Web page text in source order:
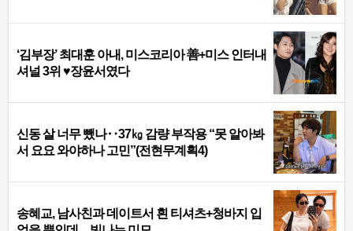
‘김부장’ 최대훈 아내, 미스코리아 善+미스 인터내
셔널 3위 ♥장윤서였다
신동 살 너무 뺐나‥37㎏ 감량 부작용 “못 알아봐
서 요요 와야하나 고민”(전현무계획4)
송혜교, 남사친과 데이트서 흰 티셔츠+청바지 입